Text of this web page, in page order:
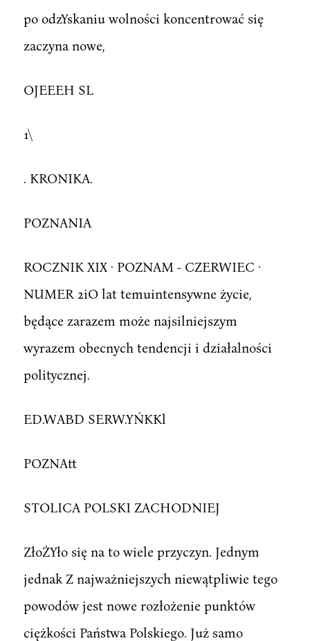
po odzYskaniu wolności koncentrować się
zaczyna nowe,
OJEEEH SL
1\
. KRONIKA.
POZNANIA
ROCZNIK XIX · POZNAM - CZERWIEC ·
NUMER 2iO lat temuintensywne życie,
będące zarazem może najsilniejszym
wyrazem obecnych tendencji i działalności
politycznej.
ED.WABD SERW.YŃKKl
POZNAtt
STOLICA POLSKI ZACHODNIEJ
ZłoŻYło się na to wiele przyczyn. Jednym
jednak Z najważniejszych niewątpliwie tego
powodów jest nowe rozłożenie punktów
ciężkości Państwa Polskiego. Już samo